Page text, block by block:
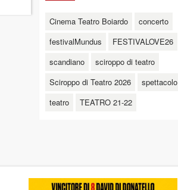
Cinema Teatro Boiardo
concerto
festivalMundus
FESTIVALOVE26
scandiano
sciroppo di teatro
Sciroppo di Teatro 2026
spettacolo
teatro
TEATRO 21-22